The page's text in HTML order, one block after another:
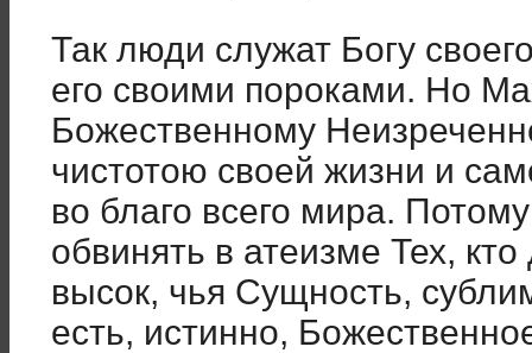
Так люди служат Богу
его своими пороками. Но
Божественному
чистотою своей жизни и
во благо всего мира.
обвинять в атеизме Тех,
высок, чья Сущность,
есть, истинно,